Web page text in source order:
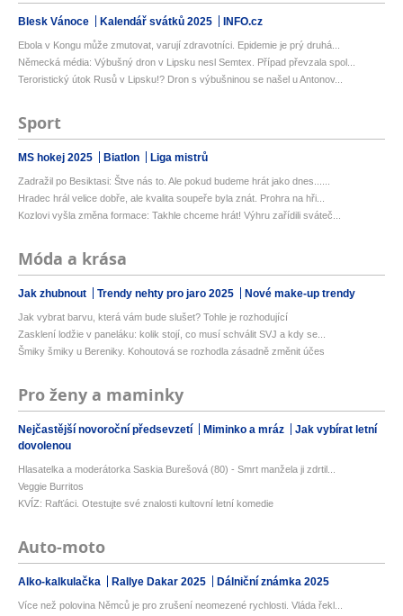
Blesk Vánoce Kalendář svátků 2025 INFO.cz
Ebola v Kongu může zmutovat, varují zdravotníci. Epidemie je prý druhá...
Německá média: Výbušný dron v Lipsku nesl Semtex. Případ převzala spol...
Teroristický útok Rusů v Lipsku!? Dron s výbušninou se našel u Antonov...
Sport
MS hokej 2025 Biatlon Liga mistrů
Zadražil po Besiktasi: Štve nás to. Ale pokud budeme hrát jako dnes......
Hradec hrál velice dobře, ale kvalita soupeře byla znát. Prohra na hři...
Kozlovi vyšla změna formace: Takhle chceme hrát! Výhru zařídili sváteč...
Móda a krása
Jak zhubnout Trendy nehty pro jaro 2025 Nové make-up trendy
Jak vybrat barvu, která vám bude slušet? Tohle je rozhodující
Zasklení lodžie v paneláku: kolik stojí, co musí schválit SVJ a kdy se...
Šmiky šmiky u Bereniky. Kohoutová se rozhodla zásadně změnit účes
Pro ženy a maminky
Nejčastější novoroční předsevzetí Miminko a mráz
Jak vybírat letní
dovolenou
Hlasatelka a moderátorka Saskia Burešová (80) - Smrt manžela ji zdrtil...
Veggie Burritos
KVÍZ: Rafťáci. Otestujte své znalosti kultovní letní komedie
Auto-moto
Alko-kalkulačka Rallye Dakar 2025 Dálniční známka 2025
Více než polovina Němců je pro zrušení neomezené rychlosti. Vláda řekl...